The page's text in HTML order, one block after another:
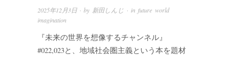
2025年12月3日· by 新田しんじ · in future world
imagination
『未来の世界を想像するチャンネル』
#022,023と、地域社会圏主義という本を題材